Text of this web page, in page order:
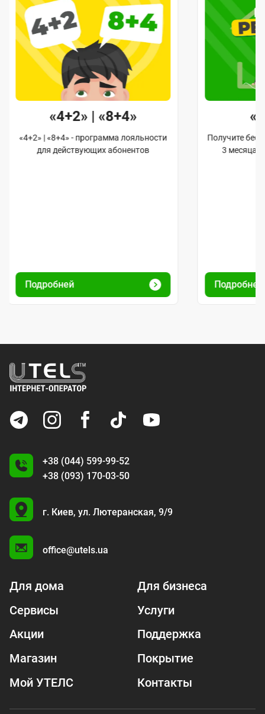
«4+2» | «8+4»
«4+2» | «8+4» - программа лояльности
для действующих абонентов
Подробней
Получите
3 месяца
Подробней
+38 (044) 599-99-52
+38 (093) 170-03-50
U
г. Киев, ул. Лютеранская, 9/9
office@utels.ua
Для дома
Для бизнеса
Сервисы
Услуги
Акции
Поддержка
Магазин
Покрытие
Мой УТЕЛС
Контакты